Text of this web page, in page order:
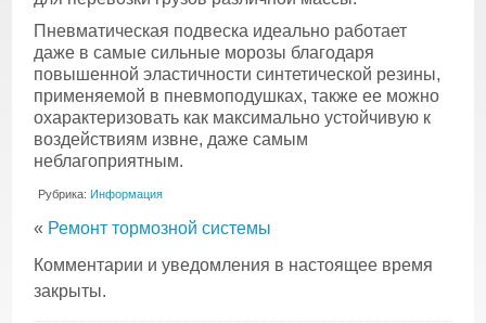
Пневматическая подвеска идеально работает
даже в самые сильные морозы благодаря
повышенной эластичности синтетической резины,
применяемой в пневмоподушках, также ее можно
охарактеризовать как максимально устойчивую к
воздействиям извне, даже самым
неблагоприятным.
Рубрика: Информация
« Ремонт тормозной системы
Комментарии и уведомления в настоящее время
закрыты.